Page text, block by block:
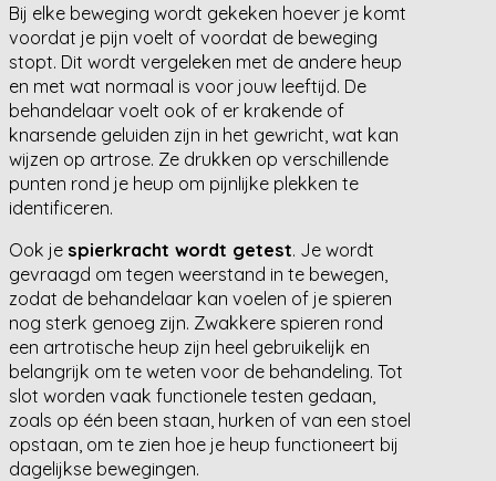
Bij elke beweging wordt gekeken hoever je komt
voordat je pijn voelt of voordat de beweging
stopt. Dit wordt vergeleken met de andere heup
en met wat normaal is voor jouw leeftijd. De
behandelaar voelt ook of er krakende of
knarsende geluiden zijn in het gewricht, wat kan
wijzen op artrose. Ze drukken op verschillende
punten rond je heup om pijnlijke plekken te
identificeren.
Ook je spierkracht wordt getest. Je wordt
gevraagd om tegen weerstand in te bewegen,
zodat de behandelaar kan voelen of je spieren
nog sterk genoeg zijn. Zwakkere spieren rond
een artrotische heup zijn heel gebruikelijk en
belangrijk om te weten voor de behandeling. Tot
slot worden vaak functionele testen gedaan,
zoals op één been staan, hurken of van een stoel
opstaan, om te zien hoe je heup functioneert bij
dagelijkse bewegingen.